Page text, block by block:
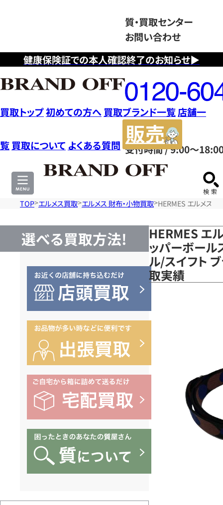
健康保険証での本人確認終了のお知らせ▶
質・買取センター
お問い合わせ
フ
リ
ー
ダ
イ
ヤ
ル
0120604117
受付時間 / 9:00～
買取トップ初めての方へ 買取ブランド一覧店舗一
覧 買取について よくある質問
サ
TOP エルメス買取 エルメス 財布・小物買取 HERMES エルメス
選べる買取方法!
HERMES エ
ッパーボール
ル/スイフト
取実績